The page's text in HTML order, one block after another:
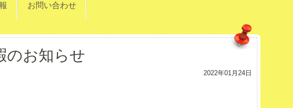
お問い合わせ
のお知らせ
2022年01月24日